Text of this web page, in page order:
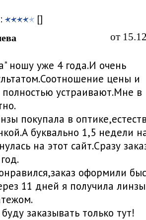
[]
от
ношу уже 4 года.И очень
цены и
полностью устраивают.Мне в
покупала в
буквально 1,5 недели
на этот сайт.Сразу
оформили
11 дней я получила линзы
заказывать только тут!